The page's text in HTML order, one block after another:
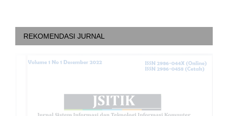
REKOMENDASI JURNAL